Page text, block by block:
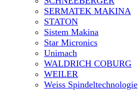
SERMATEK MAKINA
STATON
Sistem Makina
Star Micronics
Unimach
WALDRICH COBURG
WEILER
Weiss Spindeltechnologie